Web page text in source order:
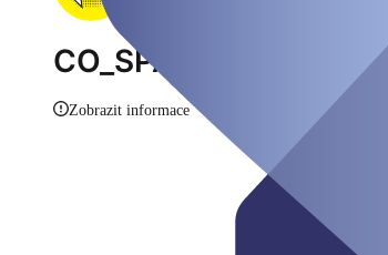
CO_SPACE Düren
Zobrazit informace